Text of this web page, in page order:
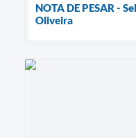
NOTA DE PESAR -
Oliveira